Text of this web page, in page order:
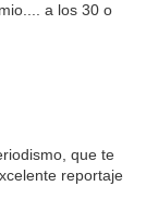
a los 30 o
que te
reportaje